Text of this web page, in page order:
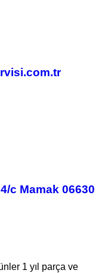
c Mamak 06630
1 yıl parça ve